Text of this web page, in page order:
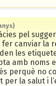
)
pel
fer canviar la
les
amb noms
perquè no
per la salut i